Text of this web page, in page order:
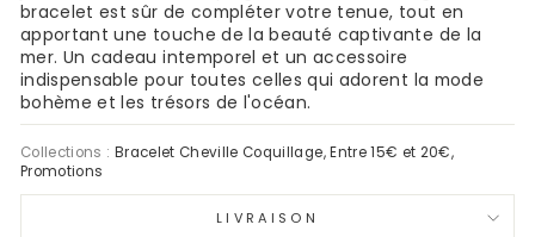
bracelet est sûr de compléter votre tenue, tout en
apportant une touche de la beauté captivante de la
mer. Un cadeau intemporel et un accessoire
indispensable pour toutes celles qui adorent la mode
bohème et les trésors de l'océan.
Collections : Bracelet Cheville Coquillage,Entre 15€ et 20€,
Promotions
LIVRAISON